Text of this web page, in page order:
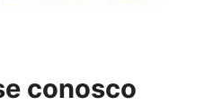
conosco